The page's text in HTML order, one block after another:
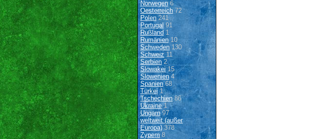
Norwegen6
Oesterreich 72
Polen241
Portugal 91
Rußland1
Rumänien10
Schweden 130
Schweiz 11
Serbien 2
Slowakei 15
Slowenien4
Spanien68
Türkei 1
Tschechien86
Ukraine1
Ungarn97
weltweit (außer
Europa)378
Zypern8